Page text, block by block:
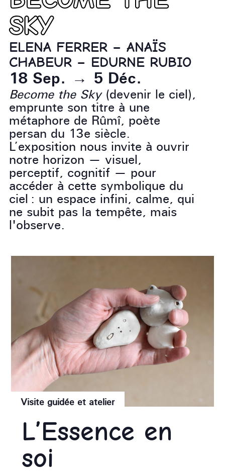
SKY
ELENA FERRER – ANAÏS
CHABEUR – EDURNE RUBIO
18 Sep. → 5 Déc.
Become the Sky(devenir le ciel),
emprunte son titre à une
métaphore de Rûmî, poète
persan du 13e siècle.
L’exposition nous invite à ouvrir
notre horizon — visuel,
perceptif, cognitif — pour
accéder à cette symbolique du
ciel : un espace infini, calme, qui
ne subit pas la tempête, mais
l'observe.
Visite guidée et atelier
L’Essence en
soi